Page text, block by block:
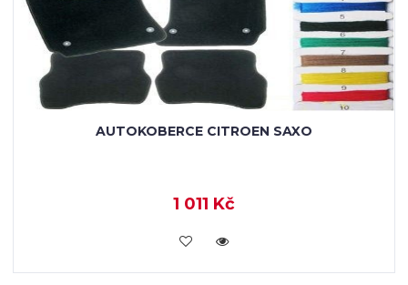
AUTOKOBERCE CITROEN SAXO
1 011 Kč
KOUPIT